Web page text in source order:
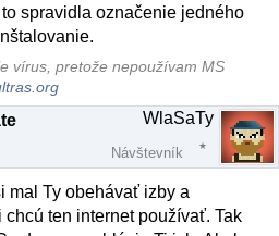
spravidla označenie jedného
vírus, pretože nepoužívam MS
WlaSaTy
Návštevník
mal Ty obehávať izby a
ten internet používať. Tak